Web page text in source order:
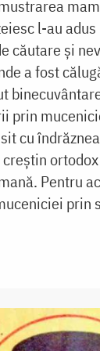
l-au
căutare și
a fost
prin
cu
Pentru
prin